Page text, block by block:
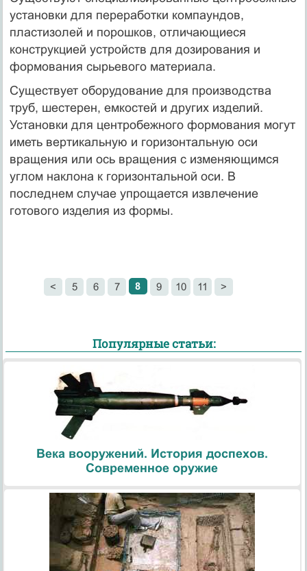
установки для переработки компаундов,
пластизолей и порошков, отличающиеся
конструкцией устройств для дозирования и
формования сырьевого материала.
Существует оборудование для производства
труб, шестерен, емкостей и других изделий.
Установки для центробежного формования могут
иметь вертикальную и горизонтальную оси
вращения или ось вращения с изменяющимся
углом наклона к горизонтальной оси. В
последнем случае упрощается извлечение
готового изделия из формы.
< 5 6 7 8 9 10 11 >
Популярные статьи:
Века вооружений. История доспехов.
Современное оружие